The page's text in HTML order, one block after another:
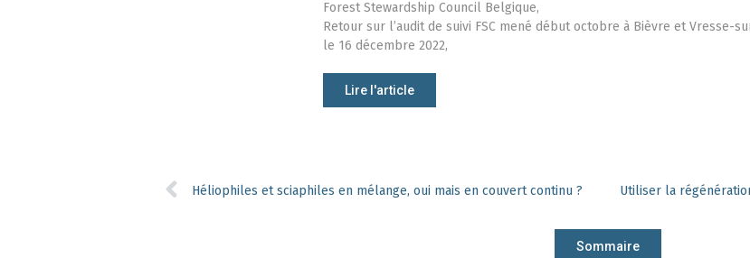
Forest Stewardship Council Belgique,
Retour sur l’audit de suivi FSC mené début octobre à Bièvre et Vresse-
le 16 décembre 2022,
Lire l'article
Héliophiles et sciaphiles en mélange, oui mais en couvert continu ?
Sommaire